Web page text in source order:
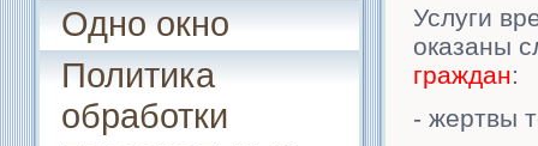
Одно окно
Политика
обработки
Услуги
оказаны
граждан:
- жертвы